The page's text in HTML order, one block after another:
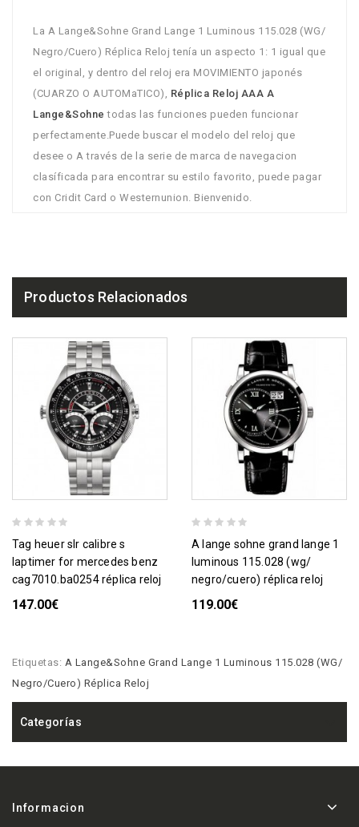
La A Lange&Sohne Grand Lange 1 Luminous 115.028 (WG/
Negro/Cuero) Réplica Reloj tenía un aspecto 1: 1 igual que
el original, y dentro del reloj era MOVIMIENTO japonés
(CUARZO O AUTOMaTICO), Réplica Reloj AAA A
Lange&Sohnetodas las funciones pueden funcionar
perfectamente.Puede buscar el modelo del reloj que
desee o A través de la serie de marca de navegacion
clasíficada para encontrar su estilo favorito, puede pagar
con Cridit Card o Westernunion. Bienvenido.
Productos Relacionados
tag heuer slr calibre s
laptimer for mercedes benz
cag7010.ba0254 réplica reloj
147.00€
a lange sohne grand lange 1
luminous 115.028 (wg/
negro/cuero) réplica reloj
119.00€
Etiquetas: A Lange&Sohne Grand Lange 1 Luminous 115.028 (WG/
Negro/Cuero) Réplica Reloj
Categorías
Informacion